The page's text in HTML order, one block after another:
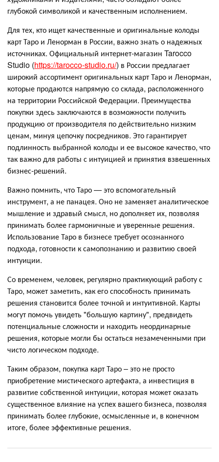
глубокой символикой и качественным исполнением.
Для тех, кто ищет качественные и оригинальные колоды
карт Таро и Ленорман в России, важно знать о надежных
источниках. Официальный интернет-магазин Tarocco
Studio (https://tarocco-studio.ru/) в России предлагает
широкий ассортимент оригинальных карт Таро и Ленорман,
которые продаются напрямую со склада, расположенного
на территории Российской Федерации. Преимущества
покупки здесь заключаются в возможности получить
продукцию от производителя по действительно низким
ценам, минуя цепочку посредников. Это гарантирует
подлинность выбранной колоды и ее высокое качество, что
так важно для работы с интуицией и принятия взвешенных
бизнес-решений.
Важно помнить, что Таро — это вспомогательный
инструмент, а не панацея. Оно не заменяет аналитическое
мышление и здравый смысл, но дополняет их, позволяя
принимать более гармоничные и уверенные решения.
Использование Таро в бизнесе требует осознанного
подхода, готовности к самопознанию и развитию своей
интуиции.
Со временем, человек, регулярно практикующий работу с
Таро, может заметить, как его способность принимать
решения становится более точной и интуитивной. Карты
могут помочь увидеть "большую картину", предвидеть
потенциальные сложности и находить неординарные
решения, которые могли бы остаться незамеченными при
чисто логическом подходе.
Таким образом, покупка карт Таро – это не просто
приобретение мистического артефакта, а инвестиция в
развитие собственной интуиции, которая может оказать
существенное влияние на успех вашего бизнеса, позволяя
принимать более глубокие, осмысленные и, в конечном
итоге, более эффективные решения.